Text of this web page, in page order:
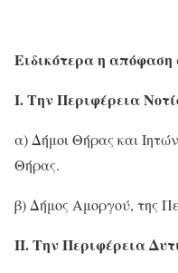
Ειδικότερα η
Ι. Την Περιφέρεια
α) Δήμοι Θήρας και
Θήρας.
β) Δήμος Αμοργού, της
ΙΙ. Την Περιφέρεια